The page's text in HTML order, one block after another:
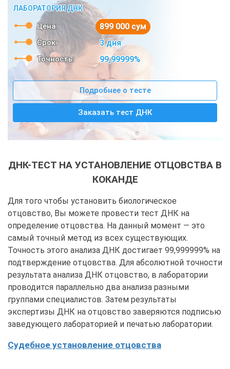
ЛАБОРАТОРИЯ ДНК
Цена: 899 000 сум
Срок: 3 дня
Точность: 99,99999%
Подробнее о тесте
Заказать тест ДНК
ДНК-ТЕСТ НА УСТАНОВЛЕНИЕ ОТЦОВСТВА В
КОКАНДЕ
Для того чтобы установить биологическое
отцовство, Вы можете провести тест ДНК на
определение отцовства. На данный момент — это
самый точный метод из всех существующих.
Точность этого анализа ДНК достигает 99,999999% на
подтверждение отцовства. Для абсолютной точности
результата анализа ДНК отцовство, в лаборатории
проводится параллельно два анализа разными
группами специалистов. Затем результаты
экспертизы ДНК на отцовство заверяются подписью
заведующего лабораторией и печатью лаборатории.
Судебное установление отцовства